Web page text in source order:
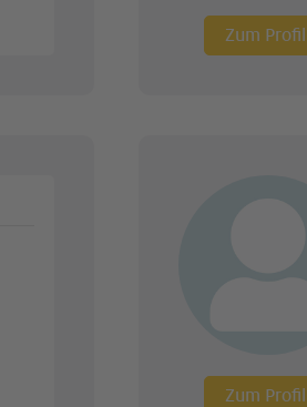
Zum Profil
Zum Profil